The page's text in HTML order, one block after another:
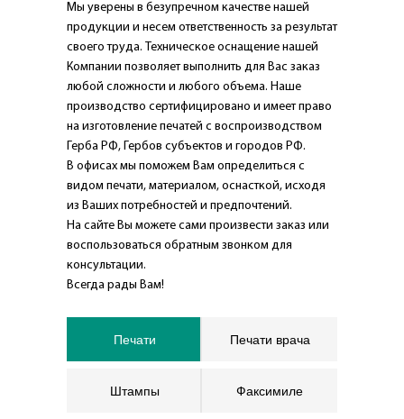
Мы уверены в безупречном качестве нашей
продукции и несем ответственность за результат
своего труда. Техническое оснащение нашей
Компании позволяет выполнить для Вас заказ
любой сложности и любого объема. Наше
производство сертифицировано и имеет право
на изготовление печатей с воспроизводством
Герба РФ, Гербов субъектов и городов РФ.
В офисах мы поможем Вам определиться с
видом печати, материалом, оснасткой, исходя
из Ваших потребностей и предпочтений.
На сайте Вы можете сами произвести заказ или
воспользоваться обратным звонком для
консультации.
Всегда рады Вам!
Печати Печати врача
Штампы Факсимиле